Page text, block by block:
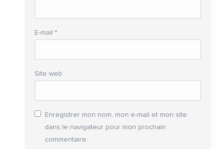
E-mail *
Site web
Enregistrer mon nom, mon e-mail et mon site
dans le navigateur pour mon prochain
commentaire.